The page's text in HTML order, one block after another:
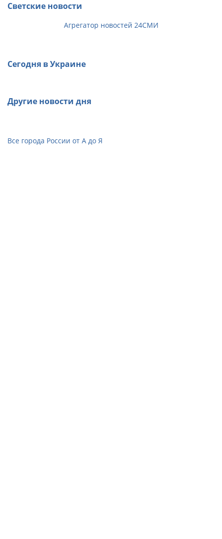
Светские новости
Агрегатор новостей 24СМИ
Сегодня в Украине
Другие новости дня
Все города России от А до Я